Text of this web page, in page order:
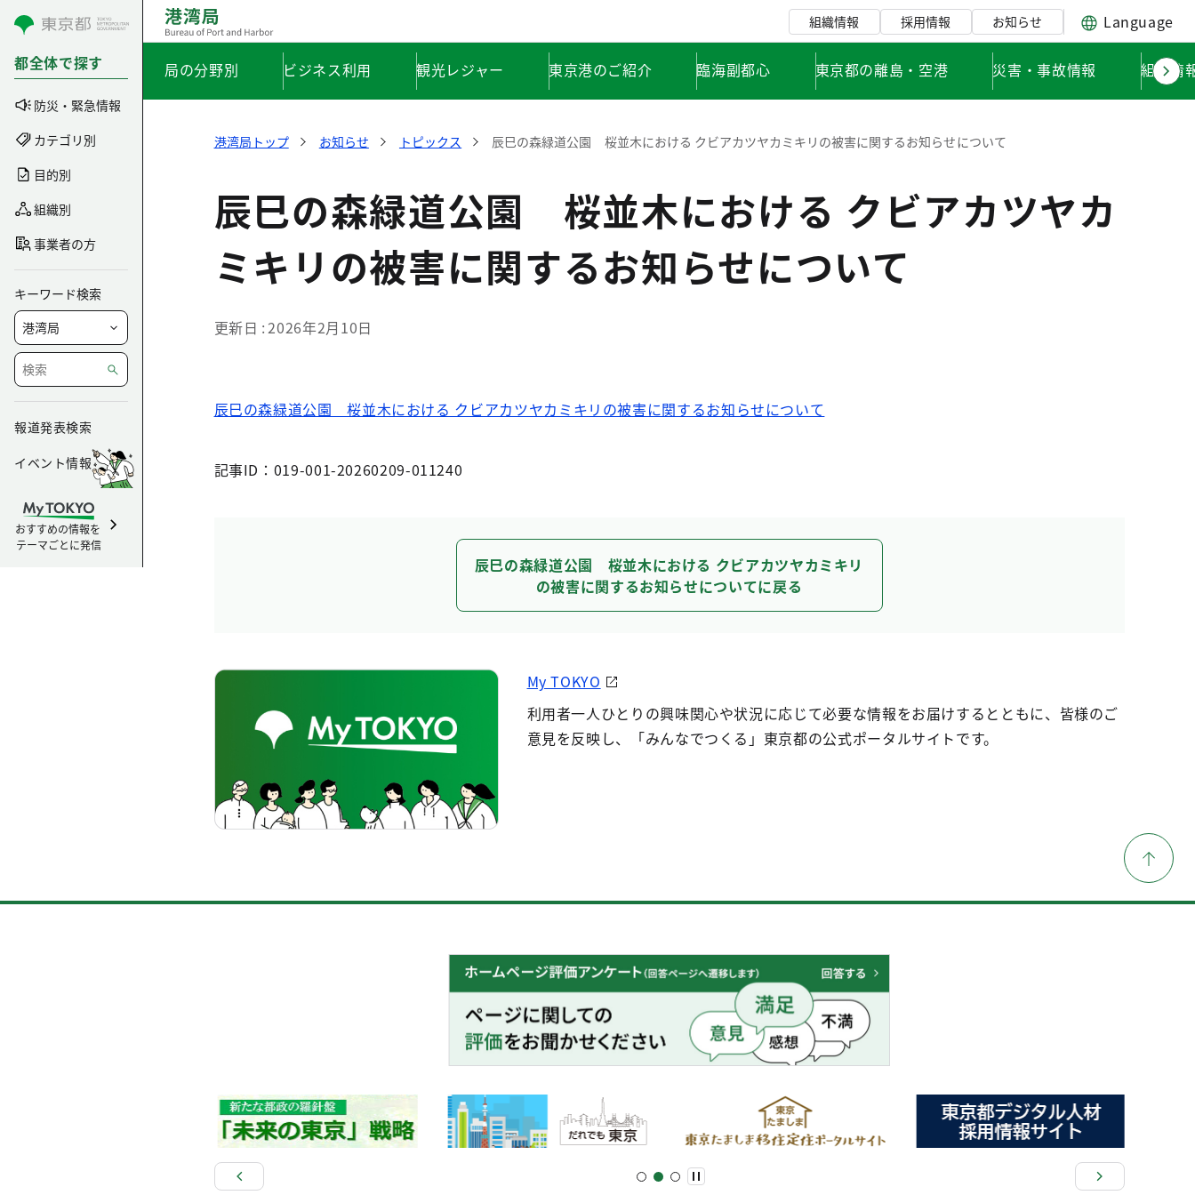
コンテンツにスキップ
都全体で探す
防災・緊急情報
カテゴリ別
目的別
組織別
事業者の方
キーワード検索
報道発表検索
イベント情報
おすすめの情報を
テーマごとに発信
組織情報 採用情報 お知らせ Language
局の分野別 ビジネス利用 観光レジャー 東京港のご紹介 臨海副都心 東京都の離島・空港 災害・事故情報 組織情
港湾局トップ お知らせ トピックス 辰巳の森緑道公園 桜並木における クビアカツヤカミキリの被害に関するお知らせについて
辰巳の森緑道公園 桜並木における クビアカツヤカ
ミキリの被害に関するお知らせについて
更新日 2026年2月10日
辰巳の森緑道公園 桜並木における クビアカツヤカミキリの被害に関するお知らせについて
記事ID：019-001-20260209-011240
辰巳の森緑道公園 桜並木における クビアカツヤカミキリ
の被害に関するお知らせについてに戻る
My TOKYO
利用者一人ひとりの興味関心や状況に応じて必要な情報をお届けするとともに、皆様のご
意見を反映し、「みんなでつくる」東京都の公式ポータルサイトです。